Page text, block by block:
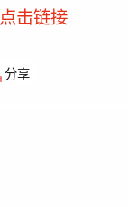
点击链接
分享